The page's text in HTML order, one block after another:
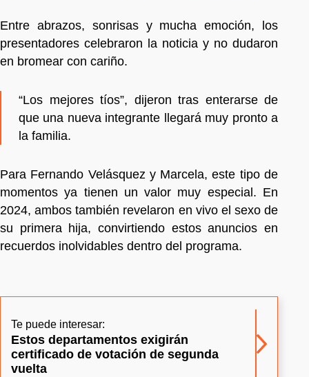
Entre abrazos, sonrisas y mucha emoción, los
presentadores celebraron la noticia y no dudaron
en bromear con cariño.
“Los mejores tíos”, dijeron tras enterarse de
que una nueva integrante llegará muy pronto a
la familia.
Para Fernando Velásquez y Marcela, este tipo de
momentos ya tienen un valor muy especial. En
2024, ambos también revelaron en vivo el sexo de
su primera hija, convirtiendo estos anuncios en
recuerdos inolvidables dentro del programa.
Te puede interesar:
Estos departamentos exigirán
certificado de votación de segunda
vuelta